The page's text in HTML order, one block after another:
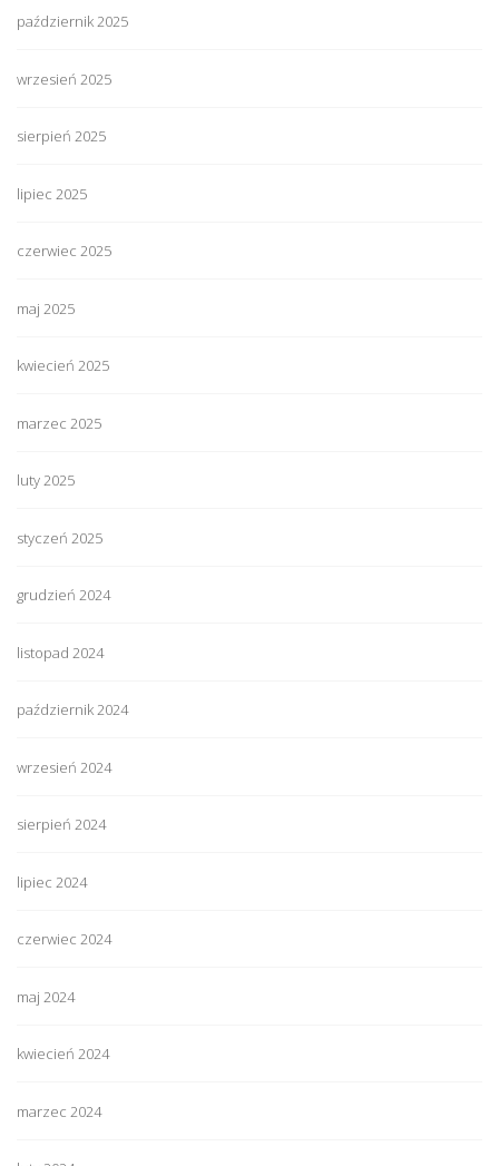
październik 2025
wrzesień 2025
sierpień 2025
lipiec 2025
czerwiec 2025
maj 2025
kwiecień 2025
marzec 2025
luty 2025
styczeń 2025
grudzień 2024
listopad 2024
październik 2024
wrzesień 2024
sierpień 2024
lipiec 2024
czerwiec 2024
maj 2024
kwiecień 2024
marzec 2024